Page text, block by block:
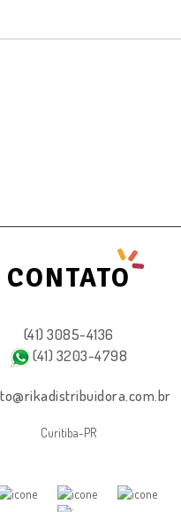
CONTATO
(41) 3085-4136
(41) 3203-4798
Curitiba-PR